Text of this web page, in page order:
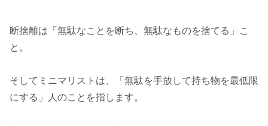
断捨離は「無駄なことを断ち、無駄なものを捨てる」こ
と。
そしてミニマリストは、「無駄を手放して持ち物を最低限
にする」人のことを指します。